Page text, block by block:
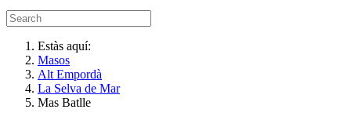
Estàs aquí:
Masos
Alt Empordà
La Selva de Mar
Mas Batlle